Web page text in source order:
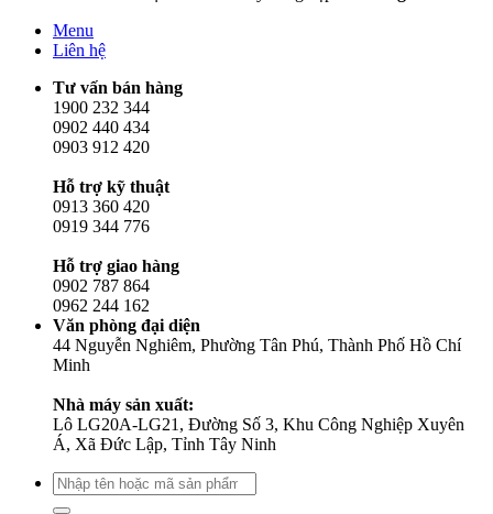
Menu
Liên hệ
Tư vấn bán hàng
1900 232 344
0902 440 434
0903 912 420
Hỗ trợ kỹ thuật
0913 360 420
0919 344 776
Hỗ trợ giao hàng
0902 787 864
0962 244 162
Văn phòng đại diện
44 Nguyễn Nghiêm, Phường Tân Phú, Thành Phố Hồ Chí
Minh
Nhà máy sản xuất:
Lô LG20A-LG21, Đường Số 3, Khu Công Nghiệp Xuyên
Á, Xã Đức Lập, Tỉnh Tây Ninh
Tìm
kiếm: